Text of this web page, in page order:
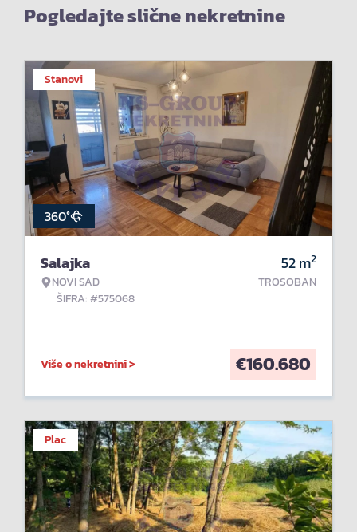
Pogledajte slične nekretnine
Stanovi
360°
Salajka
NOVI SAD
ŠIFRA: #575068
52m2
TROSOBAN
Više o nekretnini > €160.680
Plac